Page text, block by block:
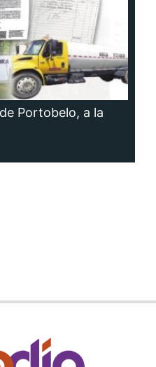
Portobelo, a la